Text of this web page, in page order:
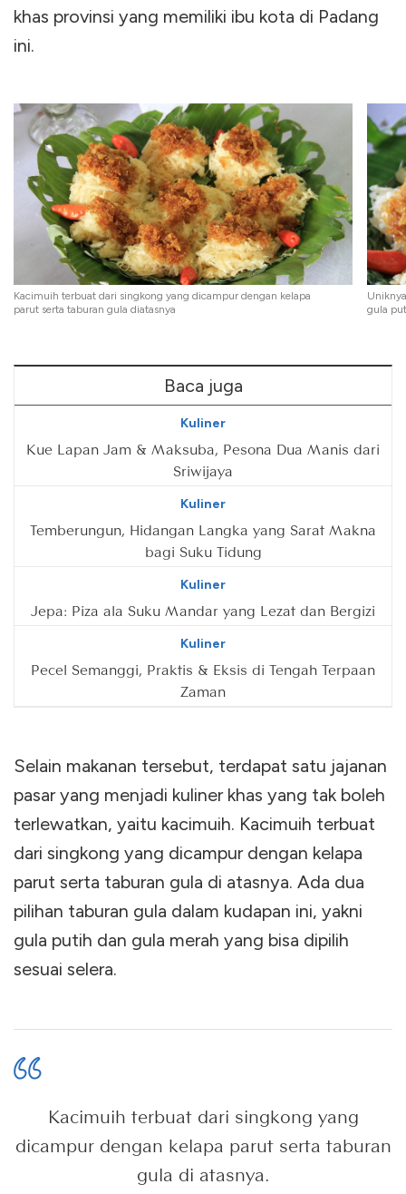
khas provinsi yang memiliki ibu kota di Padang
ini.
Kacimuih terbuat dari singkong yang dicampur dengan kelapa
parut serta taburan gula diatasnya
gula
Baca juga
Kuliner
Kue Lapan Jam & Maksuba, Pesona Dua Manis dari
Sriwijaya
Kuliner
Temberungun, Hidangan Langka yang Sarat Makna
bagi Suku Tidung
Kuliner
Jepa: Piza ala Suku Mandar yang Lezat dan Bergizi
Kuliner
Pecel Semanggi, Praktis & Eksis di Tengah Terpaan
Zaman
Selain makanan tersebut, terdapat satu jajanan
pasar yang menjadi kuliner khas yang tak boleh
terlewatkan, yaitu kacimuih. Kacimuih terbuat
dari singkong yang dicampur dengan kelapa
parut serta taburan gula di atasnya. Ada dua
pilihan taburan gula dalam kudapan ini, yakni
gula putih dan gula merah yang bisa dipilih
sesuai selera.
Kacimuih terbuat dari singkong yang
dicampur dengan kelapa parut serta taburan
gula di atasnya.